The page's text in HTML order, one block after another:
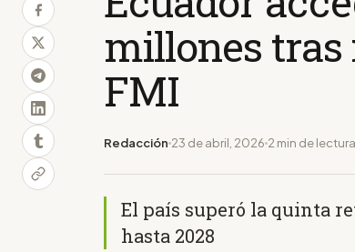
millones tras
FMI
Redacción 23 de abril, 2026 2 min de lectura
El país superó la quinta
hasta 2028